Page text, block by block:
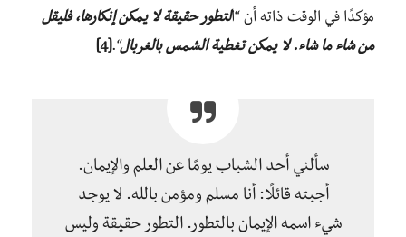
مؤكدًا في الوقت ذاته أن “التطور حقيقة لا يمكن إنكارها، فليقل
من شاء ما شاء. لا يمكن تغطية الشمس بالغربال“.
[4]
سألني أحد الشباب يومًا عن العلم والإيمان.
أجبته قائلًا: أنا مسلم ومؤمن بالله. لا يوجد
شيء اسمه الإيمان بالتطور. التطور حقيقة وليس